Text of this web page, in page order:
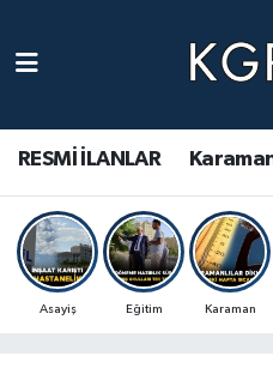
RESMİ İLANLAR
Asayiş Eğitim Karaman
Gündem Haberleri
Güncel Haberler
Spor Haberleri